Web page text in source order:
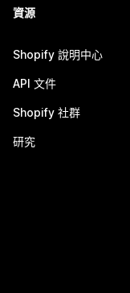
資源
Shopify 說明中心
API 文件
Shopify 社群
研究